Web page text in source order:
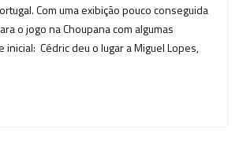
Com uma exibição pouco conseguida
o jogo na Choupana com algumas
inicial: Cédric deu o lugar a Miguel Lopes,